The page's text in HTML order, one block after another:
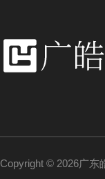
Copyright © 2026广